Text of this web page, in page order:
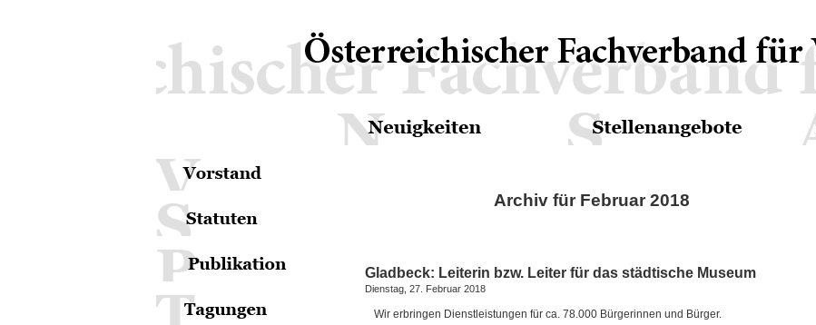
Archiv für Februar 2018
Gladbeck: Leiterin bzw. Leiter für das städtische Museum
Dienstag, 27. Februar 2018
Wir erbringen Dienstleistungen für ca. 78.000 Bürgerinnen und Bürger.